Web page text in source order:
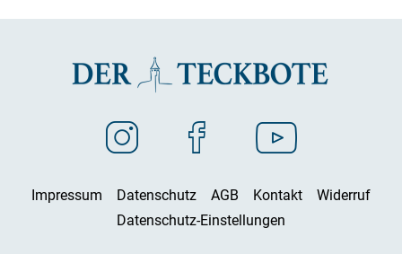
Impressum Datenschutz AGB Kontakt
Widerruf
Datenschutz-Einstellungen